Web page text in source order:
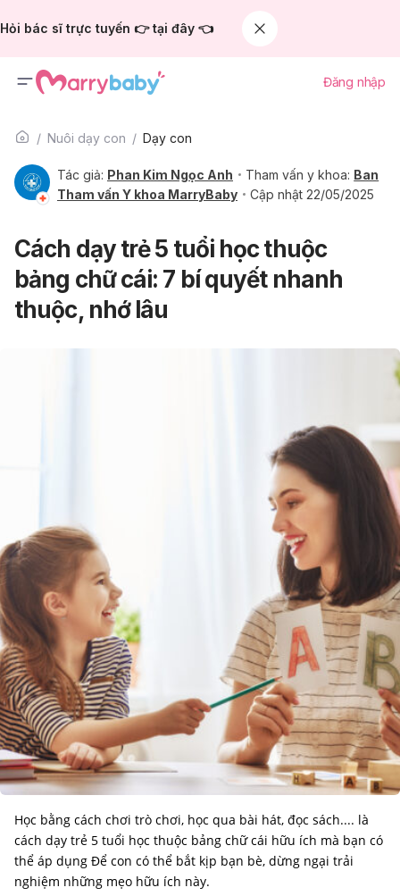
Hỏi bác sĩ trực tuyến 👉 tại đây 👈
Đăng nhập
Nuôi dạy con Dạy con
Tác giả: Phan Kim Ngọc Anh Tham vấn y khoa: Ban
Tham vấn Y khoa MarryBaby
Cập nhật 22/05/2025
Cách dạy trẻ 5 tuổi học thuộc
bảng chữ cái: 7 bí quyết nhanh
thuộc, nhớ lâu
Học bằng cách chơi trò chơi, học qua bài hát, đọc sách.... là
cách dạy trẻ 5 tuổi học thuộc bảng chữ cái hữu ích mà bạn có
thể áp dụng Để con có thể bắt kịp bạn bè, dừng ngại trải
nghiệm những mẹo hữu ích này.